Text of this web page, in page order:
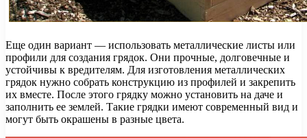
Еще один вариант — использовать металлические листы или
профили для создания грядок. Они прочные, долговечные и
устойчивы к вредителям. Для изготовления металлических
грядок нужно собрать конструкцию из профилей и закрепить
их вместе. После этого грядку можно установить на даче и
заполнить ее землей. Такие грядки имеют современный вид и
могут быть окрашены в разные цвета.